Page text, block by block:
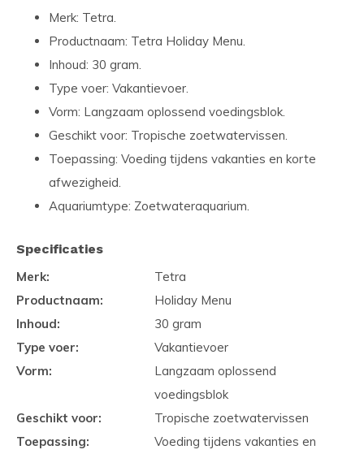
Merk: Tetra.
Productnaam: Tetra Holiday Menu.
Inhoud: 30 gram.
Type voer: Vakantievoer.
Vorm: Langzaam oplossend voedingsblok.
Geschikt voor: Tropische zoetwatervissen.
Toepassing: Voeding tijdens vakanties en korte
afwezigheid.
Aquariumtype: Zoetwateraquarium.
Specificaties
Merk:
Tetra
Productnaam:
Holiday Menu
Inhoud:
30 gram
Type voer:
Vakantievoer
Vorm:
Langzaam oplossend
voedingsblok
Geschikt voor:
Tropische zoetwatervissen
Toepassing:
Voeding tijdens vakanties en